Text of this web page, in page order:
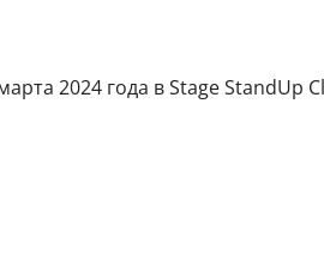
2024 года в Stage StandUp